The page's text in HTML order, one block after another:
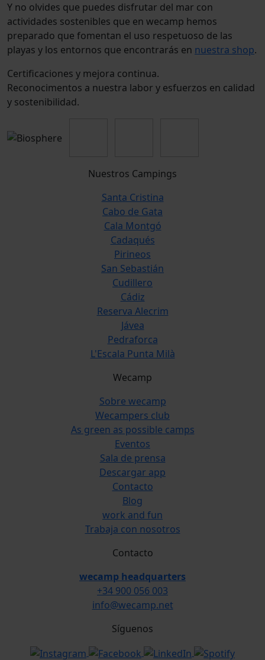
Y no olvides que puedes disfrutar del mar con
actividades sostenibles que en wecamp hemos
preparado que fomentan el uso respetuoso de las
playas y los entornos que encontrarás en nuestra shop.
Certificaciones y mejora continua.
Reconocimentos a nuestra labor y esfuerzos en calidad
y sostenibilidad.
Nuestros Campings
Santa Cristina
Cabo de Gata
Cala Montgó
Cadaqués
Pirineos
San Sebastián
Cudillero
Cádiz
Reserva Alecrim
Jávea
Pedraforca
L'Escala Punta Milà
Wecamp
Sobre wecamp
Wecampers club
As green as possible camps
Eventos
Sala de prensa
Descargar app
Contacto
Blog
work and fun
Trabaja con nosotros
Contacto
wecamp headquarters
+34 900 056 003
info@wecamp.net
Síguenos